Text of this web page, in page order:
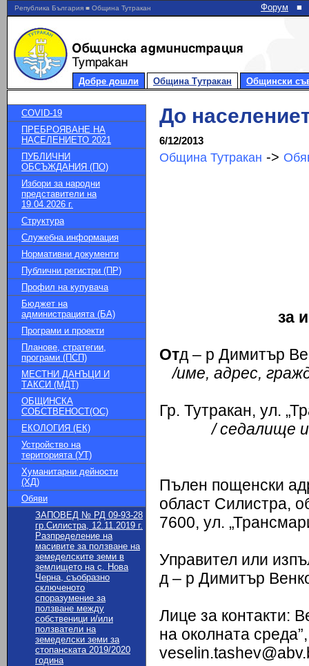
Република България ■ Община Тутракан Форум ■
Добре дошли Община Тутракан Общински
COVID-19
ПРЕБРОЯВАНЕ НА
НАСЕЛЕНИЕТО 2021
ПУБЛИЧНИ
ОБСЪЖДАНИЯ (ПО)
Избори за народни
представители на
19.04.2026 г.
Структура
Служебна информация
Нормативни документи
Публични регистри (ПР)
Профил на купувача
Бюджет на
администрацията (БА)
Програми и проекти
Планове, стратегии,
програми (ПСП)
МЕСТНИ ДАНЪЦИ И
ТАКСИ (МДТ)
ОБЩИНСКА
СОБСТВЕНОСТ(ОС)
ЕКОЛОГИЯ (ЕК)
Устройство на
територията (УТ)
Хуманитарни дейности
(ХД)
Обяви
ЗАПОВЕД № РД 09-93-28
гр.Силистра, 12.11.2019 г.
Разпределение на
масивите за ползване на
земеделските земи в
землището на с. Нова
Черна, съобразно
сключеното
споразумение за
ползване между
собственици и/или
ползватели на
земеделски земи за
стопанската 2019/2020
година
До
6/12/2013
Община Тутракан ->
за
Отд – р Димитър
/име, адрес,
Гр. Тутракан, ул.
/ седалище
Пълен пощенски
област Силистра,
7600, ул.
Управител или
д – р Димитър
Лице за контакти:
на околната